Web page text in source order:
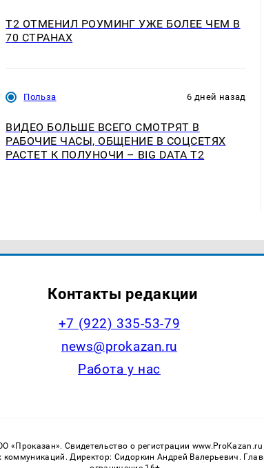
Т2 ОТМЕНИЛ РОУМИНГ УЖЕ БОЛЕЕ ЧЕМ В
70 СТРАНАХ
Польза 6 дней назад
ВИДЕО БОЛЬШЕ ВСЕГО СМОТРЯТ В
РАБОЧИЕ ЧАСЫ, ОБЩЕНИЕ В СОЦСЕТЯХ
РАСТЕТ К ПОЛУНОЧИ – BIG DATA T2
Контакты редакции
+7 (922) 335-53-79
news@prokazan.ru
Работа у нас
«Проказан». Cвидетельство о регистрации
Директор: Сидоркин Андрей Валерьевич.